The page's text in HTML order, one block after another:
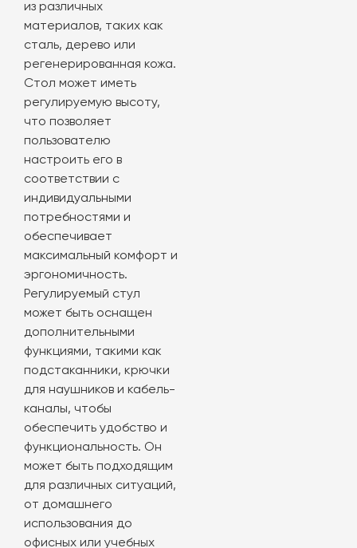
из различных
материалов, таких как
сталь, дерево или
регенерированная кожа.
Стол может иметь
регулируемую высоту,
что позволяет
пользователю
настроить его в
соответствии с
индивидуальными
потребностями и
обеспечивает
максимальный комфорт и
эргономичность.
Регулируемый стул
может быть оснащен
дополнительными
функциями, такими как
подстаканники, крючки
для наушников и кабель-
каналы, чтобы
обеспечить удобство и
функциональность. Он
может быть подходящим
для различных ситуаций,
от домашнего
использования до
офисных или учебных